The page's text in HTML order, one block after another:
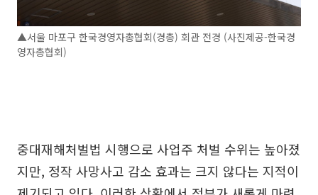
▲서울 마포구 한국경영자총협회(경총) 회관 전경 (사진제공-한국경
영자총협회)
중대재해처벌법 시행으로 사업주 처벌 수위는 높아졌
지만, 정작 사망사고 감소 효과는 크지 않다는 지적이